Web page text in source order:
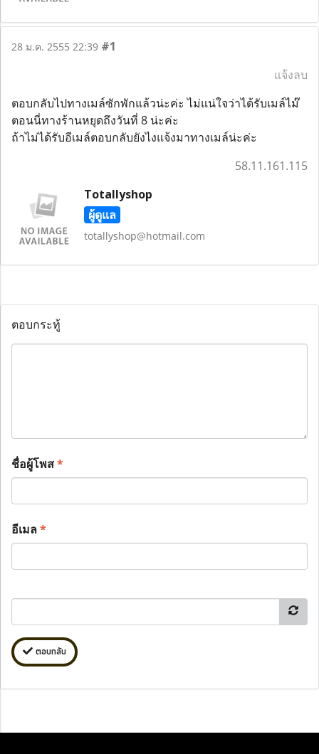
28 ม.ค. 2555 22:39 #1
แจ้งลบ
ตอบกลับไปทางเมล์ซักพักแล้วน่ะค่ะ ไม่แน่ใจว่าได้รับเมล์ไม๊
ตอนนี่ทางร้านหยุดถึงวันที่ 8 น่ะค่ะ
ถ้าไม่ได้รับอีเมล์ตอบกลับยังไงแจ้งมาทางเมล์น่ะค่ะ
58.11.161.115
Totallyshop
ผู้ดูแล
totallyshop@hotmail.com
ตอบกระทู้
ชื่อผู้โพส*
อีเมล*
ตอบกลับ